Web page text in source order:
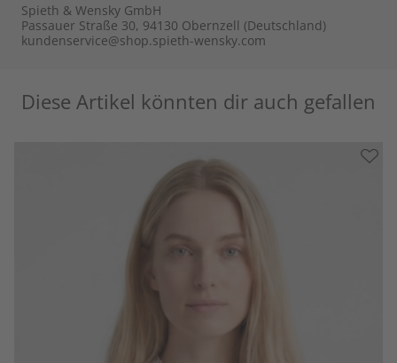
Spieth & Wensky GmbH
Passauer Straße 30, 94130 Obernzell (Deutschland)
kundenservice@shop.spieth-wensky.com
Diese Artikel könnten dir auch gefallen